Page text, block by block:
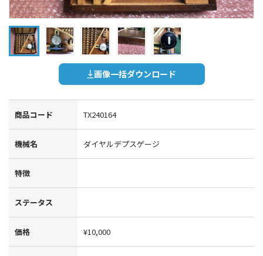
画像一括ダウンロード
商品コード TX240164
機械名 ダイヤルデプスゲージ
特徴
ステータス
価格 ¥10,000